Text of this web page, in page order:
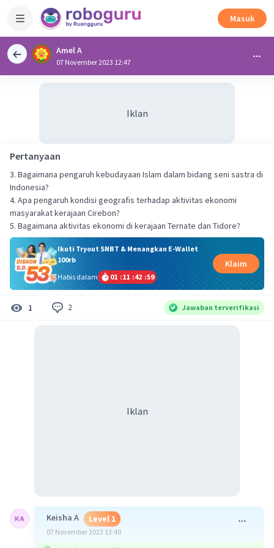
Masuk
Amel A
07 November 2023 12:47
Iklan
Pertanyaan
3. Bagaimana pengaruh kebudayaan Islam dalam bidang seni sastra di
Indonesia?
4. Apa pengaruh kondisi geografis terhadap aktivitas ekonomi
masyarakat kerajaan Cirebon?
5. Bagaimana aktivitas ekonomi di kerajaan Ternate dan Tidore?
Ikuti Tryout SNBT & Menangkan E-Wallet
100rb
Habis dalam
01 :11 :42 :59
Klaim
1 2 Jawaban terverifikasi
Iklan
Keisha A Level 1
07 November 2023 13:40